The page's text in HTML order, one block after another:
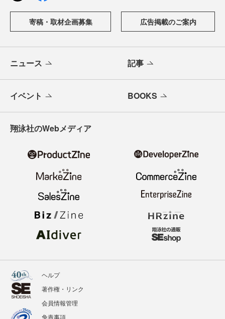
からAI活用、キャリアまで、ソフトウェア開発にかかわる
すべての人の学びと成長を支える最新情報と実践知をお届
ニュース 記事
イベント BOOKS